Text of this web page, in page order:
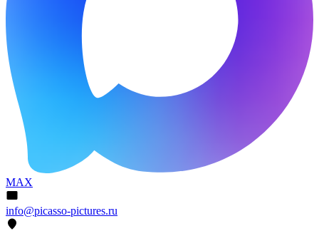
MAX
info@picasso-pictures.ru